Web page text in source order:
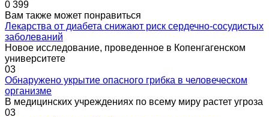
0 399
Вам также может понравиться
Лекарства от диабета снижают риск сердечно-сосудистых
заболеваний
Новое исследование, проведенное в Копенгагенском
университете
03
Обнаружено укрытие опасного грибка в человеческом
организме
В медицинских учреждениях по всему миру растет угроза
03